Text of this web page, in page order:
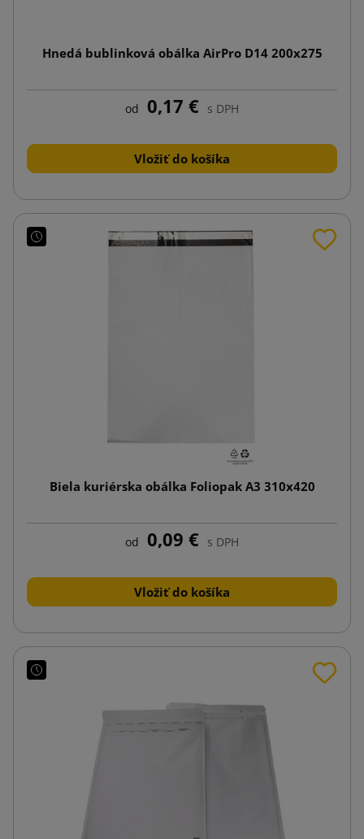
Hnedá bublinková obálka AirPro D14 200x275
od 0,17 € s DPH
Vložiť do košíka
Biela kuriérska obálka Foliopak A3 310x420
od 0,09 € s DPH
Vložiť do košíka